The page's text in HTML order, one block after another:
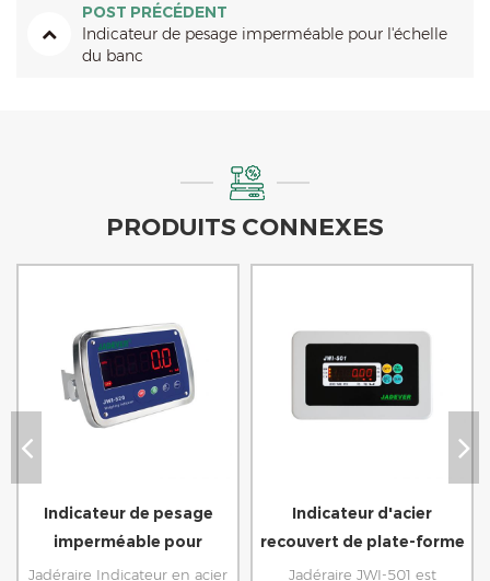
POST PRÉCÉDENT
Indicateur de pesage imperméable pour l'échelle
du banc
PRODUITS CONNEXES
Indicateur de pesage
imperméable pour
l'échelle du banc
Jadéraire Indicateur en acier
Indicateur d'acier
recouvert de plate-forme
en plastique
Jadéraire JWI-501 est